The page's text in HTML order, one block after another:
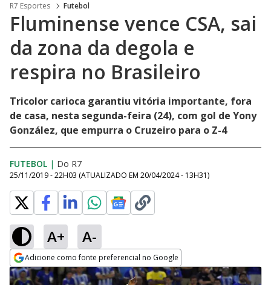
R7 Esportes Futebol
Fluminense vence CSA, sai
da zona da degola e
respira no Brasileiro
Tricolor carioca garantiu vitória importante, fora
de casa, nesta segunda-feira (24), com gol de Yony
González, que empurra o Cruzeiro para o Z-4
FUTEBOL | Do R7
25/11/2019 - 22H03 (ATUALIZADO EM 20/04/2024 - 13H31)
A+ A-
Adicione como fonte preferencial no Google
Opens in new window